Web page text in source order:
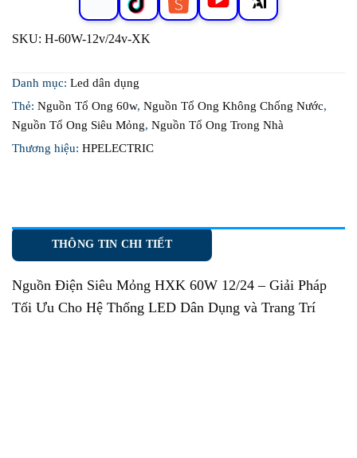
SKU: H-60W-12v/24v-XK
Danh mục: Led dân dụng
Thẻ: Nguồn Tổ Ong 60w, Nguồn Tổ Ong Không Chống Nước,
Nguồn Tổ Ong Siêu Mỏng, Nguồn Tổ Ong Trong Nhà
Thương hiệu: HPELECTRIC
THÔNG TIN CHI TIẾT
Nguồn Điện Siêu Mỏng HXK 60W 12/24 – Giải Pháp
Tối Ưu Cho Hệ Thống LED Dân Dụng và Trang Trí